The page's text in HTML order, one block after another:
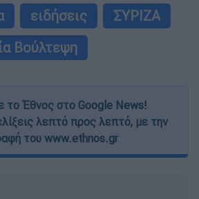
ειδήσεις
ΣΥΡΙΖΑ
Βούλτεψη
το Έθνος στο Google News!
λεπτό προς λεπτό, με την
του www.ethnos.gr